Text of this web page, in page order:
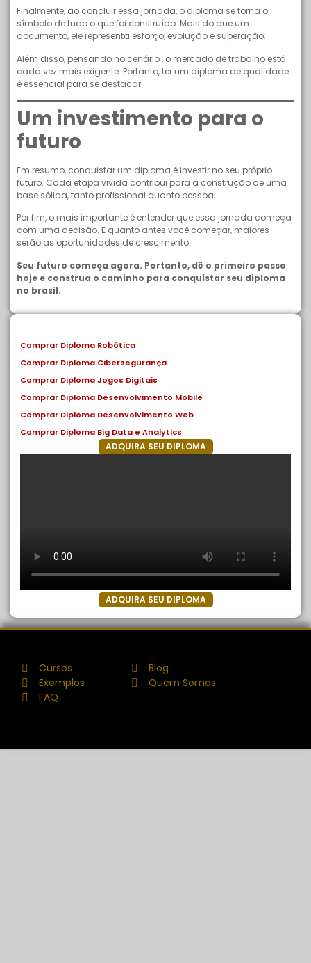
Finalmente, ao concluir essa jornada, o diploma se torna o
símbolo de tudo o que foi construído. Mais do que um
documento, ele representa esforço, evolução e superação.
Além disso, pensando no cenário , o mercado de trabalho está
cada vez mais exigente. Portanto, ter um diploma de qualidade
é essencial para se destacar.
Um investimento para o
futuro
Em resumo, conquistar um diploma é investir no seu próprio
futuro. Cada etapa vivida contribui para a construção de uma
base sólida, tanto profissional quanto pessoal.
Por fim, o mais importante é entender que essa jornada começa
com uma decisão. E quanto antes você começar, maiores
serão as oportunidades de crescimento.
Seu futuro começa agora. Portanto, dê o primeiro passo
hoje e construa o caminho para conquistar seu diploma
no brasil.
Comprar Diploma Robótica
Comprar Diploma Cibersegurança
Comprar Diploma Jogos Digitais
Comprar Diploma Desenvolvimento Mobile
Comprar Diploma Desenvolvimento Web
Comprar Diploma Big Data e Analytics
ADQUIRA SEU DIPLOMA
ADQUIRA SEU DIPLOMA
Cursos
Exemplos
FAQ
Blog
Quem Somos